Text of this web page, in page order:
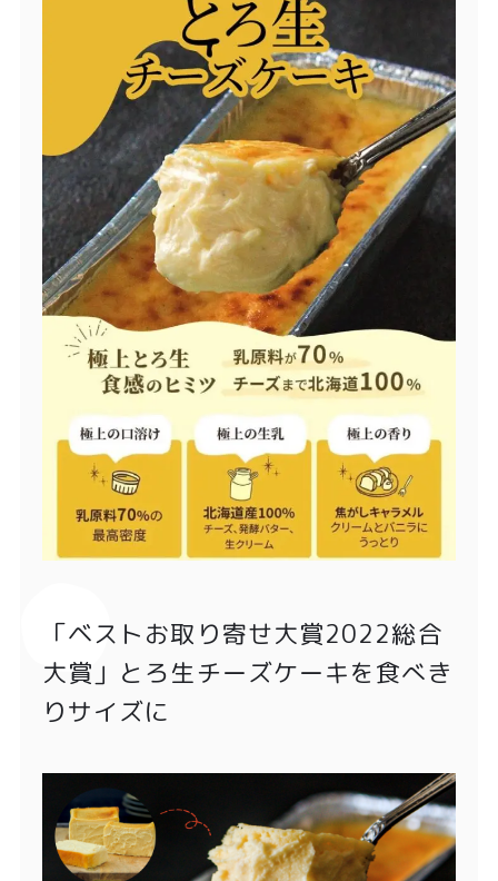
「ベストお取り寄せ大賞2022総合
大賞」とろ生チーズケーキを食べき
りサイズに